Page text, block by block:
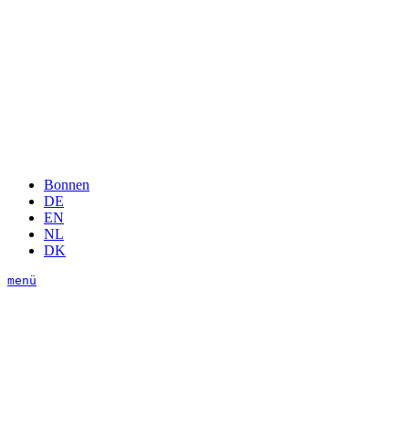
Bonnen
DE
EN
NL
DK
menü